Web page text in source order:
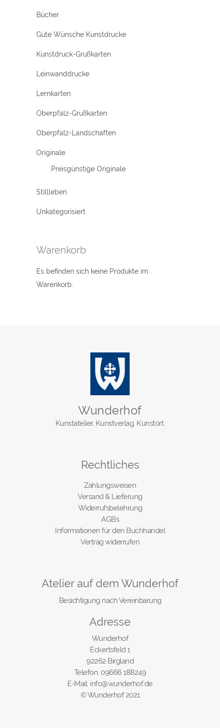
Bücher
Gute Wünsche Kunstdrucke
Kunstdruck-Grußkarten
Leinwanddrucke
Lernkarten
Oberpfalz-Grußkarten
Oberpfalz-Landschaften
Originale
Preisgünstige Originale
Stillleben
Unkategorisiert
Warenkorb
Es befinden sich keine Produkte im
Warenkorb.
Wunderhof
Kunstatelier, Kunstverlag, Kunstort.
Rechtliches
Zahlungsweisen
Versand & Lieferung
Widerrufsbelehrung
AGBs
Informationen für den Buchhandel
Vertrag widerrufen
Atelier auf dem Wunderhof
Besichtigung nach Vereinbarung
Adresse
Wunderhof
Eckertsfeld 1
92262 Birgland
Telefon: 09666 188249
E-Mail: info@wunderhof.de
© Wunderhof 2021